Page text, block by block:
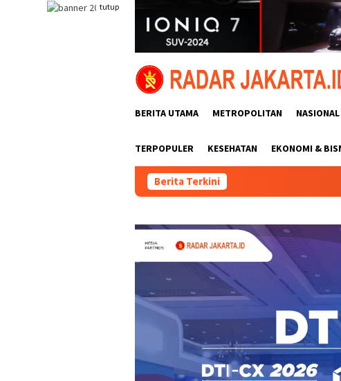
tutup
BERITA UTAMA METROPOLITAN NASIONAL
TERPOPULER KESEHATAN EKONOMI &
Berita Terkini Jelang